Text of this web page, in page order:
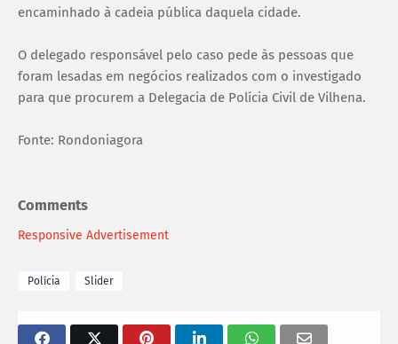
encaminhado à cadeia pública daquela cidade.
O delegado responsável pelo caso pede às pessoas que
foram lesadas em negócios realizados com o investigado
para que procurem a Delegacia de Polícia Civil de Vilhena.
Fonte: Rondoniagora
Comments
Responsive Advertisement
Polícia Slider